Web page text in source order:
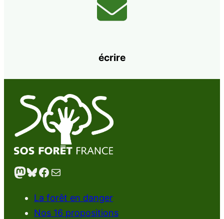
écrire
Mastodon Bluesky Facebook E-mail
La forêt en danger
Nos 16 propositions